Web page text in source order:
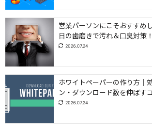
営業パーソンにこそおすすめ
日の歯磨きで汚れ＆口臭対策！
2026.07.24
ホワイトペーパーの作り方｜
ン・ダウンロード数を伸ばす
2026.07.24